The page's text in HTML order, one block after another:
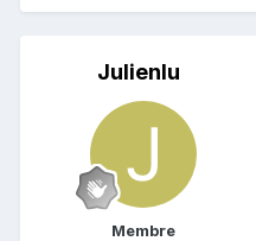
Julienlu
Membre